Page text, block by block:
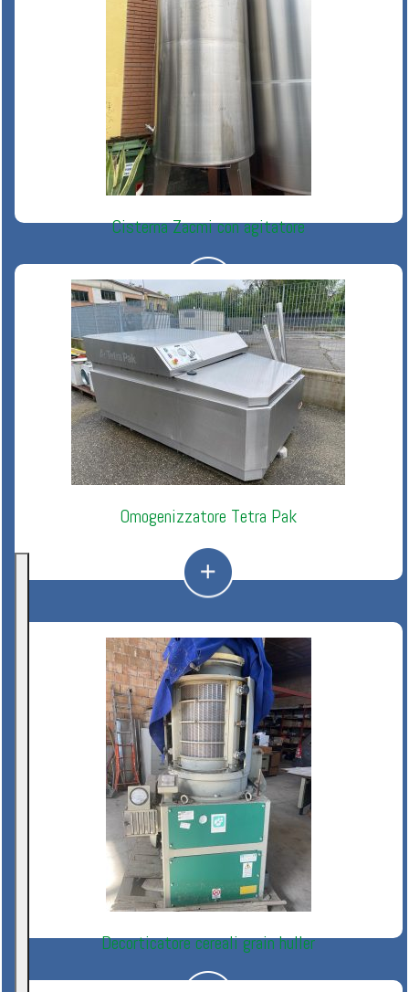
Cisterna Zacmi con agitatore
Omogenizzatore Tetra Pak
Decorticatore cereali grain huller